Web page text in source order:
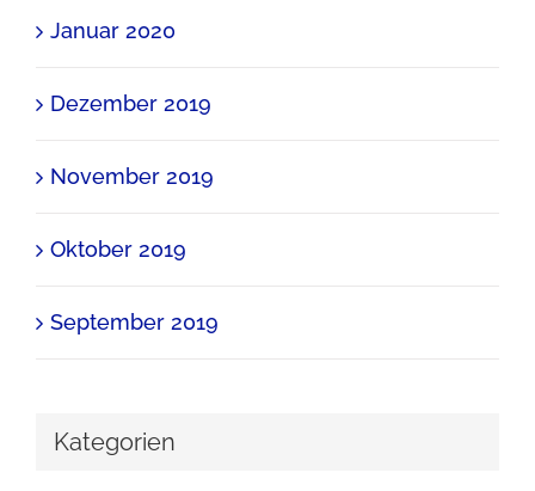
Januar 2020
Dezember 2019
November 2019
Oktober 2019
September 2019
Kategorien